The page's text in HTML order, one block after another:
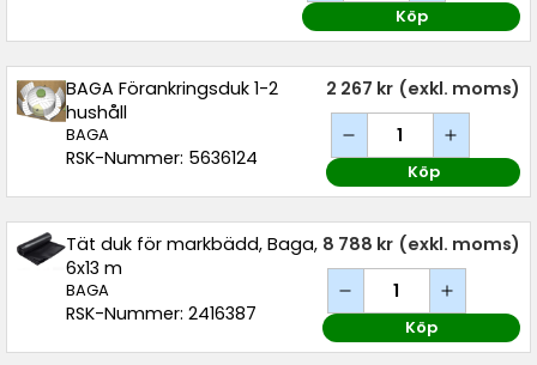
Köp
BAGA Förankringsduk 1-2
hushåll
BAGA
RSK-Nummer: 5636124
2 267 kr (exkl. moms)
Köp
Tät duk för markbädd, Baga,
6x13 m
BAGA
RSK-Nummer: 2416387
8 788 kr (exkl. moms)
Köp